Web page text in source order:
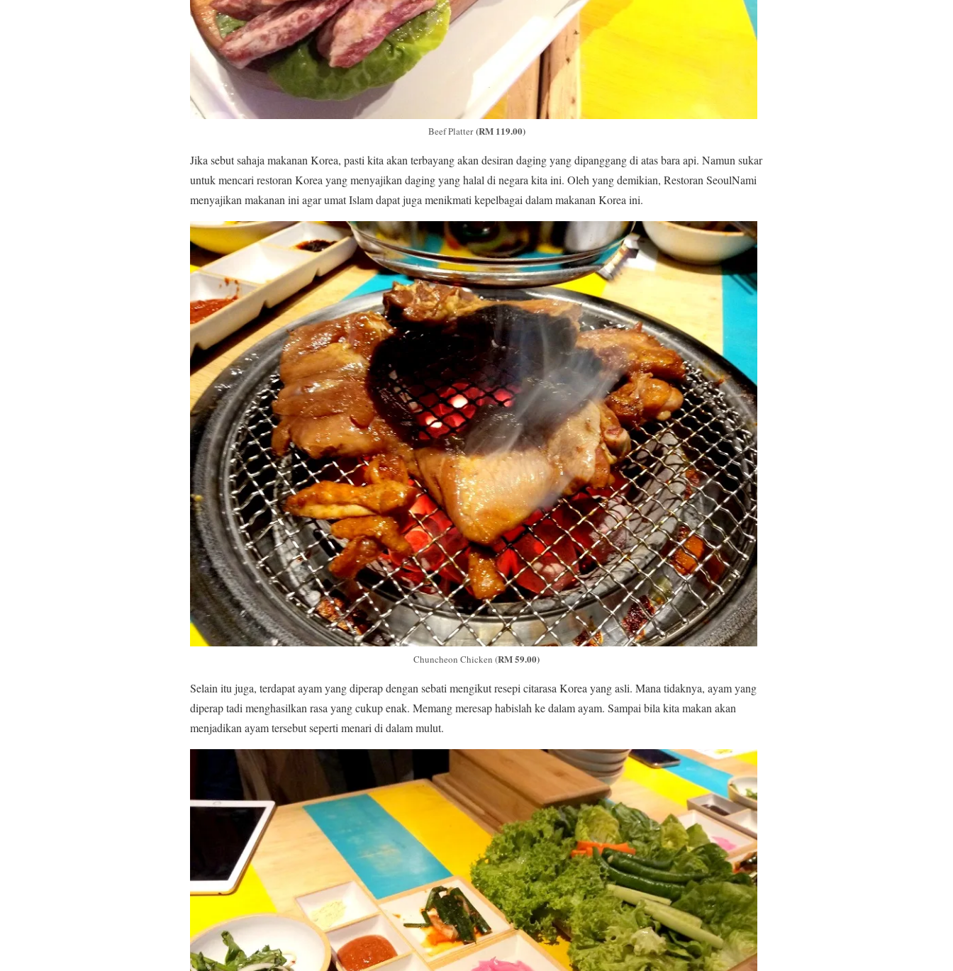
Beef Platter(RM 119.00)
Jika sebut sahaja makanan Korea, pasti kita akan terbayang akan desiran daging yang dipanggang di atas bara api. Namun sukar
untuk mencari restoran Korea yang menyajikan daging yang halal di negara kita ini. Oleh yang demikian, Restoran SeoulNami
menyajikan makanan ini agar umat Islam dapat juga menikmati kepelbagai dalam makanan Korea ini.
Chuncheon Chicken (RM 59.00)
Selain itu juga, terdapat ayam yang diperap dengan sebati mengikut resepi citarasa Korea yang asli. Mana tidaknya, ayam yang
diperap tadi menghasilkan rasa yang cukup enak. Memang meresap habislah ke dalam ayam. Sampai bila kita makan akan
menjadikan ayam tersebut seperti menari di dalam mulut.